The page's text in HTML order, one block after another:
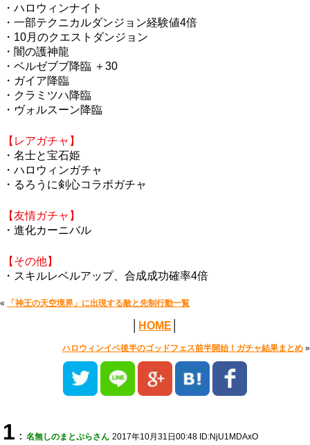
・ハロウィンナイト
・一部テクニカルダンジョン経験値4倍
・10月のクエストダンジョン
・闇の護神龍
・ベルゼブブ降臨 ＋30
・ガイア降臨
・クラミツハ降臨
・ヴォルスーン降臨
【レアガチャ】
・名士と宝石姫
・ハロウィンガチャ
・るろうに剣心コラボガチャ
【友情ガチャ】
・進化カーニバル
【その他】
・スキルレベルアップ、合成成功確率4倍
« 「神王の天空境界」に出現する敵と先制行動一覧
HOME
ハロウィンイベ後半のゴッドフェス前半開始！ガチャ結果まとめ »
1 ： 名無しのまとぷらさん 2017年10月31日00:48 ID:NjU1MDAxO